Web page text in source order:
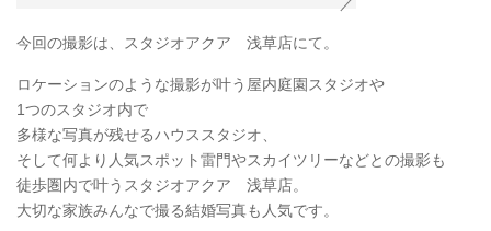
今回の撮影は、スタジオアクア 浅草店にて。
ロケーションのような撮影が叶う屋内庭園スタジオや
1つのスタジオ内で
多様な写真が残せるハウススタジオ、
そして何より人気スポット雷門やスカイツリーなどとの撮影も
徒歩圏内で叶うスタジオアクア 浅草店。
大切な家族みんなで撮る結婚写真も人気です。